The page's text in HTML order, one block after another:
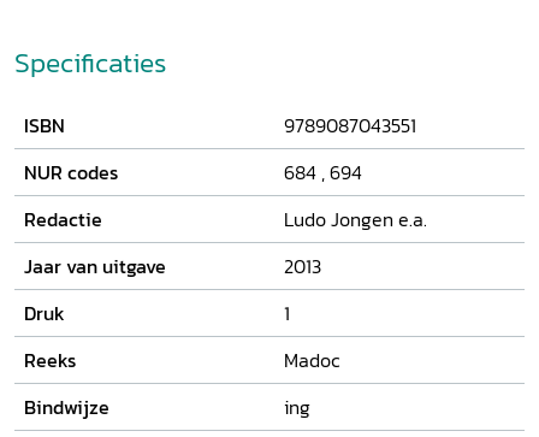
Specificaties
ISBN
9789087043551
NUR codes
684 ,694
Redactie
Ludo Jongen e.a.
Jaar van uitgave
2013
Druk
1
Reeks
Madoc
Bindwijze
ing